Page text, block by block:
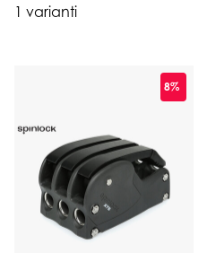
1 varianti
8%